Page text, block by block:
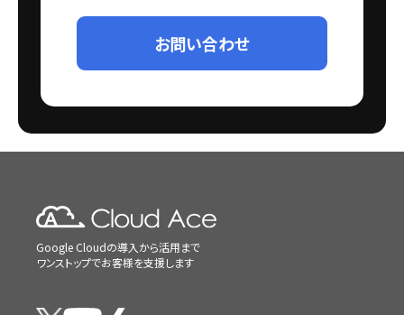
お問い合わせ
Google Cloudの導入から活用まで
ワンストップでお客様を支援します